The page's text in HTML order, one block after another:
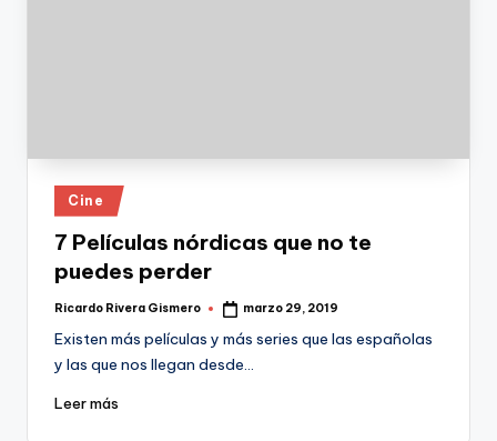
Publicado
en
Cine
7 Películas nórdicas que no te
puedes perder
Publicado
Ricardo Rivera Gismero marzo 29, 2019
Existen más películas y más series que las españolas
y las que nos llegan desde…
Leer más